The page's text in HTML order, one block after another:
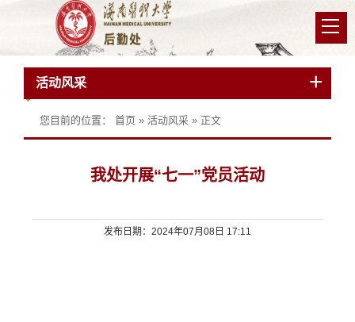
活动风采
您目前的位置： 首页 » 活动风采 » 正文
我处开展“七一”党员活动
发布日期：2024年07月08日 17:11